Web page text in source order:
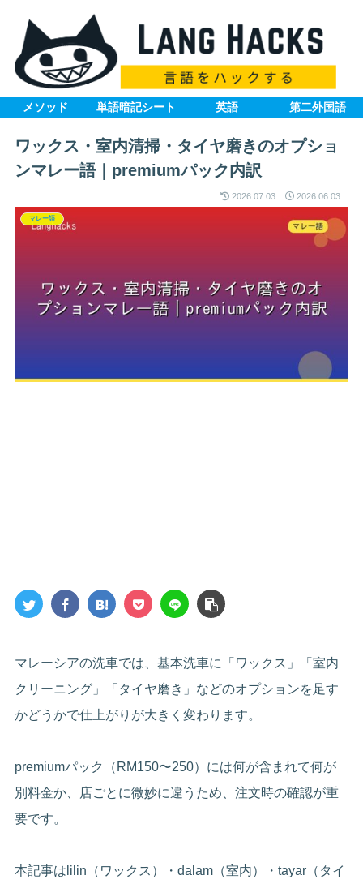
メソッド 単語暗記シート 英語 第二外国語
ワックス・室内清掃・タイヤ磨きのオプショ
ンマレー語｜premiumパック内訳
2026.07.03 2026.06.03
マレー語
マレーシアの洗車では、基本洗車に「ワックス」「室内
クリーニング」「タイヤ磨き」などのオプションを足す
かどうかで仕上がりが大きく変わります。
premiumパック（RM150〜250）には何が含まれて何が
別料金か、店ごとに微妙に違うため、注文時の確認が重
要です。
本記事はlilin（ワックス）・dalam（室内）・tayar（タイ